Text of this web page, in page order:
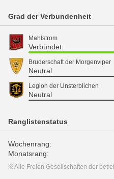
Grad der Verbundenheit
Mahlstrom
Verbündet
Bruderschaft der Morgenviper
Neutral
Legion der Unsterblichen
Neutral
Ranglistenstatus
Wochenrang:
Monatsrang:
※ Alle Freien Gesellschaften der